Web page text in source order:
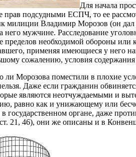
Для начала
подсудными ЕСПЧ, то ее
Владимир Морозов (он дал
мужчине. Расследование
необходимой обороны
применяя имеющиеся у него
сожалению, условия содержания
ли Морозова поместили в плохие
Даже если гражданин
являются неотчуждаемыми и
равно как и унижающему или
государственном органе, даже
21, 46), они же описаны и в